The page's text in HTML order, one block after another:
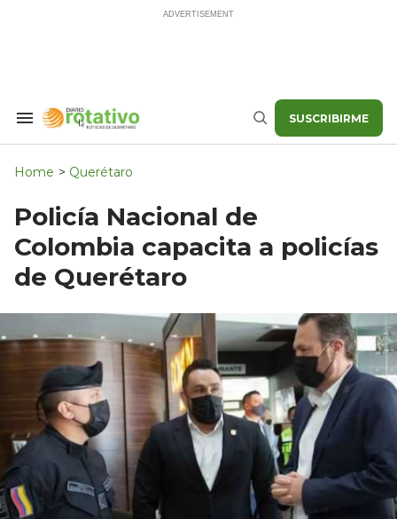
Search
Navigation
Buscar SUSCRIBIRME
Home > Querétaro
Policía Nacional de
Colombia capacita a policías
de Querétaro